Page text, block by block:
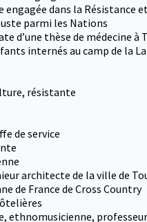
engagée dans la Résistance
parmi les Nations
d’une thèse de médecine à
internés au camp de la
résistante
de service
architecte de la ville de
de France de Cross Country
ethnomusicienne,